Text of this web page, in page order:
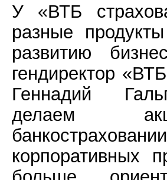
У «ВТБ
разные
развитию
гендиректор
Геннадий
делаем
корпоративных